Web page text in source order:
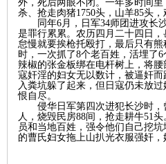
外，死后两眼不闭。一年多时间
杀、抢走肉猪1750头，山羊85头
同年6月，日军34师团进攻长
是罪行累累。农历四月二十四日
怠慢就要挨枪托殴打，最后只有
时，一次抓了8个老百姓，活埋了
辣椒的张金板绑在电杆树上，将
寇奸淫的妇女无以数计，被逼奸
入粪坑躲了起来，但日寇仍未放
恨自尽。
侵华日军第四次进犯长沙时，
人，烧毁民房88间，抢走耕牛51
员和当地百姓，强令他们自己挖
的曹氏妇女拖上山扒光衣服强奸